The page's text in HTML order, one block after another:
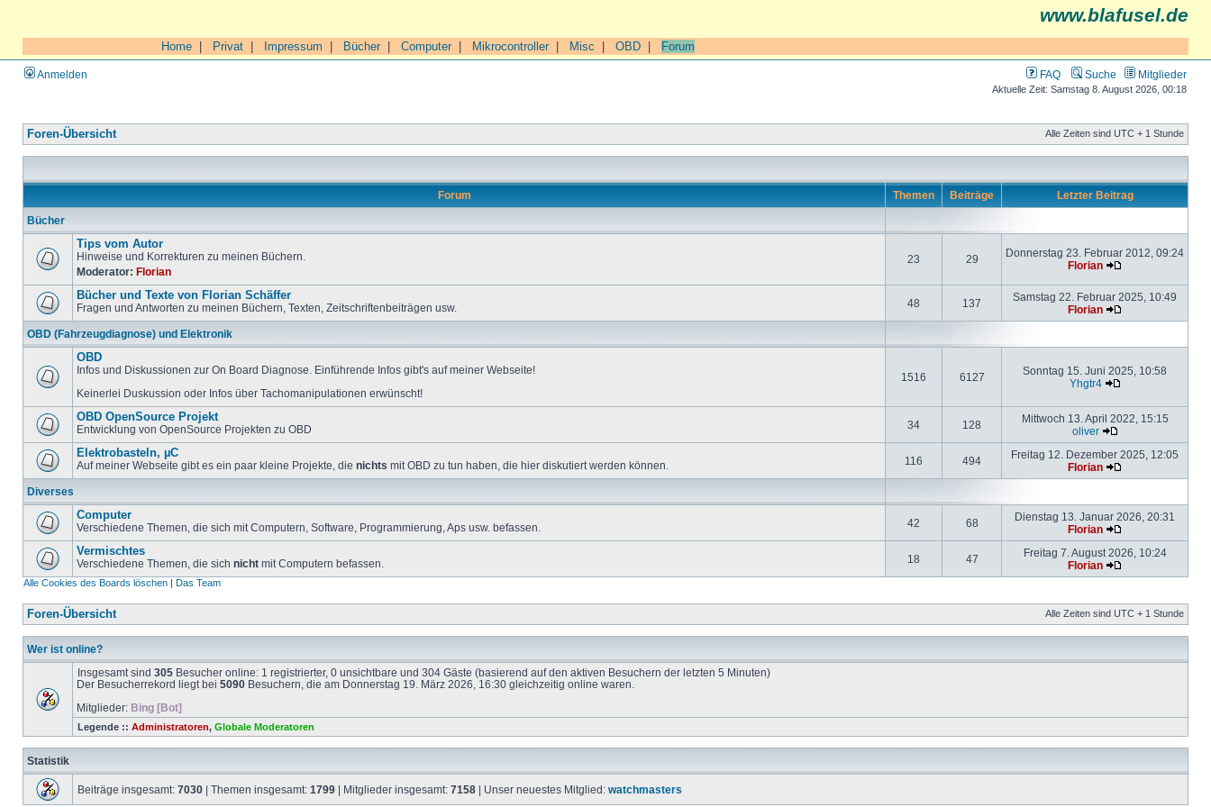
www.blafusel.de
Home Privat Impressum Bücher| Computer| Mikrocontroller| Misc OBD Forum
Anmelden FAQ Suche Mitglieder
Aktuelle Zeit: Samstag 8. August 2026, 00:18
Foren-Übersicht Alle Zeiten sind UTC + 1 Stunde
Forum Themen Beiträge Letzter Beitrag
Bücher
Tips vom Autor
Hinweise und Korrekturen zu meinen Büchern.
Moderator: Florian
23 29
Donnerstag 23. Februar 2012, 09:24
Florian
Bücher und Texte von Florian Schäffer
Fragen und Antworten zu meinen Büchern, Texten, Zeitschriftenbeiträgen usw. 48 137
Samstag 22. Februar 2025, 10:49
Florian
OBD (Fahrzeugdiagnose) und Elektronik
OBD
Infos und Diskussionen zur On Board Diagnose. Einführende Infos gibt's auf meiner Webseite!
Keinerlei Duskussion oder Infos über Tachomanipulationen erwünscht!
1516 6127
Sonntag 15. Juni 2025, 10:58
Yhgtr4
OBD OpenSource Projekt
Entwicklung von OpenSource Projekten zu OBD 34 128
Mittwoch 13. April 2022, 15:15
oliver
Elektrobasteln, µC
Auf meiner Webseite gibt es ein paar kleine Projekte, die nichts mit OBD zu tun haben, die hier diskutiert werden können. 116 494
Freitag 12. Dezember 2025, 12:05
Florian
Diverses
Computer
Verschiedene Themen, die sich mit Computern, Software, Programmierung, Aps usw. befassen. 42 68
Dienstag 13. Januar 2026, 20:31
Florian
Vermischtes
Verschiedene Themen, die sich nicht mit Computern befassen. 18 47
Freitag 7. August 2026, 10:24
Florian
Alle Cookies des Boards löschen | Das Team
Foren-Übersicht Alle Zeiten sind UTC + 1 Stunde
Wer ist online?
Insgesamt sind 305 Besucher online: 1 registrierter, 0 unsichtbare und 304 Gäste (basierend auf den aktiven Besuchern der letzten 5 Minuten)
Der Besucherrekord liegt bei 5090 Besuchern, die am Donnerstag 19. März 2026, 16:30 gleichzeitig online waren.
Mitglieder: Bing [Bot]
Legende :: Administratoren, Globale Moderatoren
Statistik
Beiträge insgesamt: 7030 | Themen insgesamt: 1799 | Mitglieder insgesamt: 7158 | Unser neuestes Mitglied: watchmasters